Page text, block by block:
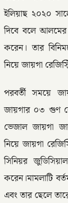
ইলিয়াছ ২০২০
দিবে বলে
করেন। তার
নিয়ে জায়গা
পরবর্তী সময়ে
জায়গার ০৩ গুণ
ভেজাল জায়গা
নিয়ে জায়গা
সিনিয়র
করেন।মামলাটি
এবং তার ছেলে